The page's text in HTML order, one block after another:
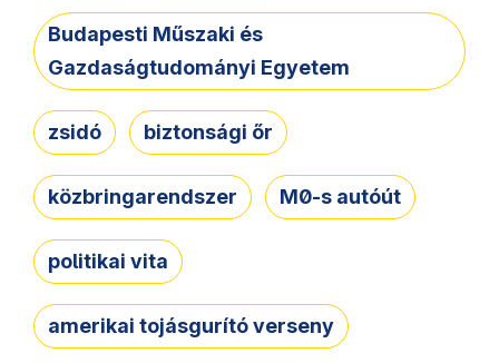
Budapesti Műszaki és
Gazdaságtudományi Egyetem
zsidó biztonsági őr
közbringarendszer M0-s autóút
politikai vita
amerikai tojásgurító verseny